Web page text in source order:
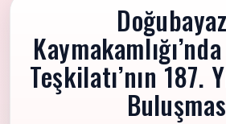
Teşkilatı’nın 187.